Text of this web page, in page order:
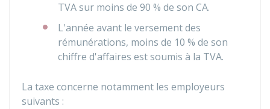
TVA sur moins de 90 % de son CA.
L'année avant le versement des
rémunérations, moins de 10 % de son
chiffre d'affaires est soumis à la TVA.
La taxe concerne notamment les employeurs
suivants :